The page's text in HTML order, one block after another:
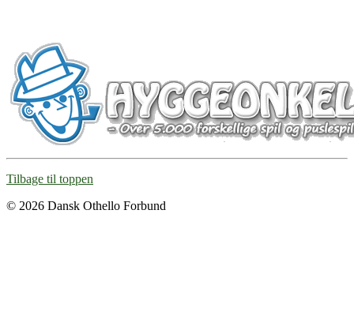
Tilbage til toppen
© 2026 Dansk Othello Forbund